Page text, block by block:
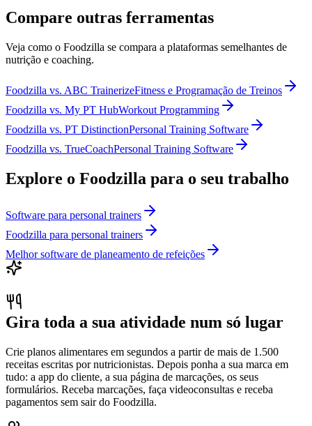
Compare outras ferramentas
Veja como o Foodzilla se compara a plataformas semelhantes de
nutrição e coaching.
Foodzilla vs. ABC TrainerizeFitness e Programação de Treinos
Foodzilla vs. My PT HubWorkout Programming
Foodzilla vs. PT DistinctionPersonal Training Software
Foodzilla vs. TrueCoachPersonal Training Software
Explore o Foodzilla para o seu trabalho
Software para personal trainers
Foodzilla para personal trainers
Melhor software de planeamento de refeições
Gira toda a sua atividade num só lugar
Crie planos alimentares em segundos a partir de mais de 1.500
receitas escritas por nutricionistas. Depois ponha a sua marca em
tudo: a app do cliente, a sua página de marcações, os seus
formulários. Receba marcações, faça videoconsultas e receba
pagamentos sem sair do Foodzilla.